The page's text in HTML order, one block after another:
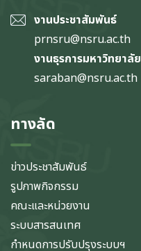
งานประชาสัมพันธ์
prnsru@nsru.ac.th
งานธุรการมหาวิทยาลัย
saraban@nsru.ac.th
ทางลัด
ข่าวประชาสัมพันธ์
รูปภาพกิจกรรม
คณะและหน่วยงาน
ระบบสารสนเทศ
กำหนดการปรับปรุงระบบฯ